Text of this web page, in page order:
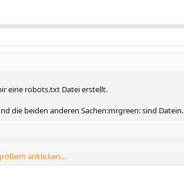
eine robots.txt Datei erstellt.
die beiden anderen Sachen:mrgreen: sind Datein.
anklicken....